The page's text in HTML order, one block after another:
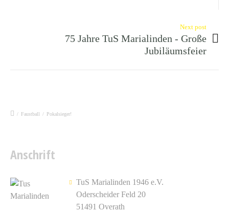
Next post
75 Jahre TuS Marialinden - Große
Jubiläumsfeier
/ Faustball / Pokalsieger!
Anschrift
TuS Marialinden 1946 e.V.
Oderscheider Feld 20
51491 Overath